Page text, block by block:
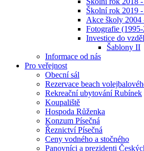
Školní rok 2019
Akce školy 2004
Fotografie
Investice do
Šablony II
Informace od nás
Pro veřejnost
Obecní sál
Rezervace beach
Rekreační ubytování Rubínek
Koupaliště
Hospoda Růženka
Konzum Písečná
Řeznictví Písečná
Ceny vodného a stočného
Panovníci a prezidenti